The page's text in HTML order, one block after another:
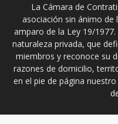
La Cámara de
asociación sin ánimo de
amparo de la Ley 19/
naturaleza privada, que
miembros y reconoce su
razones de domicilio,
en el pie de página
Contáctanos: